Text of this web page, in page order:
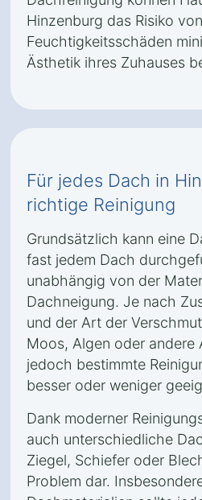
Hinzenburg das Risiko von
Feuchtigkeitsschäden
Ästhetik ihres Zuhauses
Für jedes Dach in
richtige Reinigung
Grundsätzlich kann eine
fast jedem Dach
unabhängig von der
Dachneigung. Je nach
und der Art der
Moos, Algen oder andere
jedoch bestimmte
besser oder weniger
Dank moderner
auch unterschiedliche
Ziegel, Schiefer oder
Problem dar.